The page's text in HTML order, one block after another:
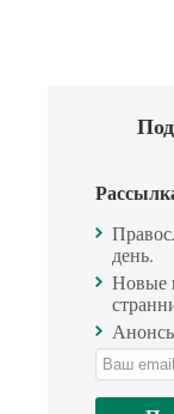
день.
Новые